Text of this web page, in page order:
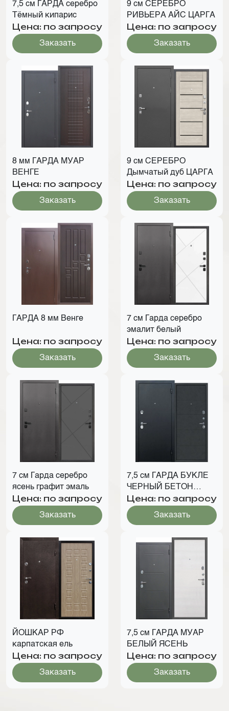
7,5 см ГАРДА серебро
Тёмный кипарис
Цена: по запросу
Заказать
9 см СЕРЕБРО
РИВЬЕРА АЙС ЦАРГА
Цена: по запросу
Заказать
8 мм ГАРДА МУАР
ВЕНГЕ
Цена: по запросу
Заказать
9 см СЕРЕБРО
Дымчатый дуб ЦАРГА
Цена: по запросу
Заказать
ГАРДА 8 мм Венге
Цена: по запросу
Заказать
7 см Гарда серебро
эмалит белый
Цена: по запросу
Заказать
7 см Гарда серебро
ясень графит эмаль
Цена: по запросу
Заказать
7,5 см ГАРДА БУКЛЕ
ЧЕРНЫЙ БЕТОН
ГРАФИТ
Цена: по запросу
Заказать
ЙОШКАР РФ
карпатская ель
Цена: по запросу
Заказать
7,5 см ГАРДА МУАР
БЕЛЫЙ ЯСЕНЬ
Цена: по запросу
Заказать